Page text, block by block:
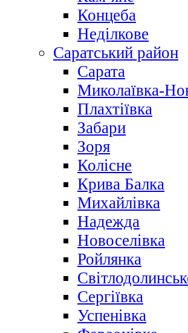
Концеба
Неділкове
Саратський район
Сарата
Миколаївка-
Плахтіївка
Забари
Зоря
Колісне
Крива Балка
Михайлівка
Надежда
Новоселівка
Ройлянка
Сергіївка
Успенівка